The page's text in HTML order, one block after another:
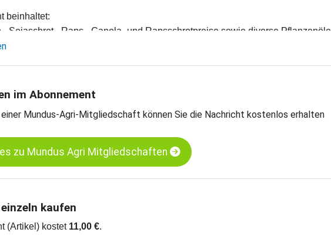
beinhaltet:
, Sojaschrot-, Raps-, Canola- und Rapsschrotpreise sowie diverse Pflanzenöle
und Meinungen des Handels
Rapssaat - Neuss
im Abonnement
einer Mundus-Agri-Mitgliedschaft können Sie die Nachricht kostenlos erhalten
zu Mundus Agri Mitgliedschaften
kaufen
(Artikel) kostet 11,00 €.